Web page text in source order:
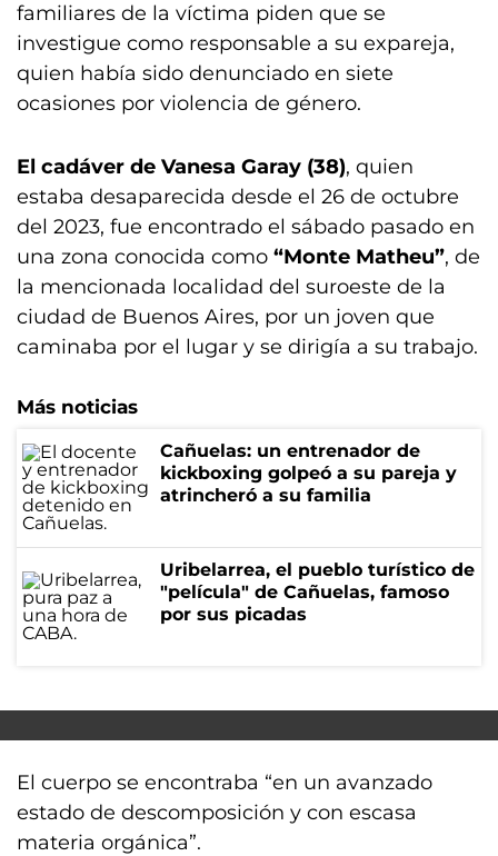
familiares de la víctima piden que se
investigue como responsable a su expareja,
quien había sido denunciado en siete
ocasiones por violencia de género.
El cadáver de Vanesa Garay (38), quien
estaba desaparecida desde el 26 de octubre
del 2023, fue encontrado el sábado pasado en
una zona conocida como “Monte Matheu”, de
la mencionada localidad del suroeste de la
ciudad de Buenos Aires, por un joven que
caminaba por el lugar y se dirigía a su trabajo.
Más noticias
Cañuelas: un entrenador de
kickboxing golpeó a su pareja y
atrincheró a su familia
Uribelarrea, el pueblo turístico de
"película" de Cañuelas, famoso
por sus picadas
El cuerpo se encontraba “en un avanzado
estado de descomposición y con escasa
materia orgánica”.